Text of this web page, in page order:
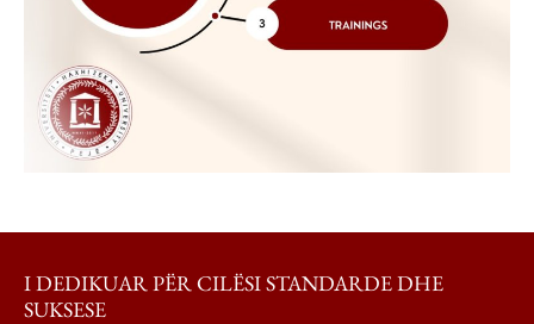
I DEDIKUAR PËR CILËSI STANDARDE DHE
SUKSESE